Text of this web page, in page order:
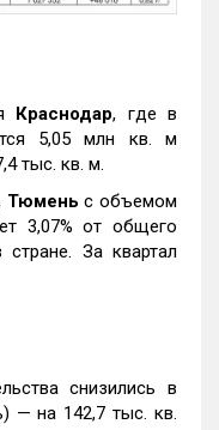
Краснодар, где в
5,05 млн кв. м
тыс. кв. м.
Тюмень с объемом
3,07% от общего
За квартал
снизились в
— на 142,7 тыс. кв.